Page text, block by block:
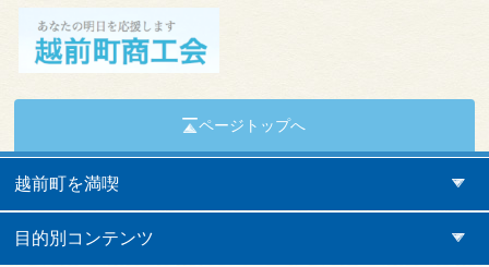
ページトップへ
越前町を満喫
目的別コンテンツ